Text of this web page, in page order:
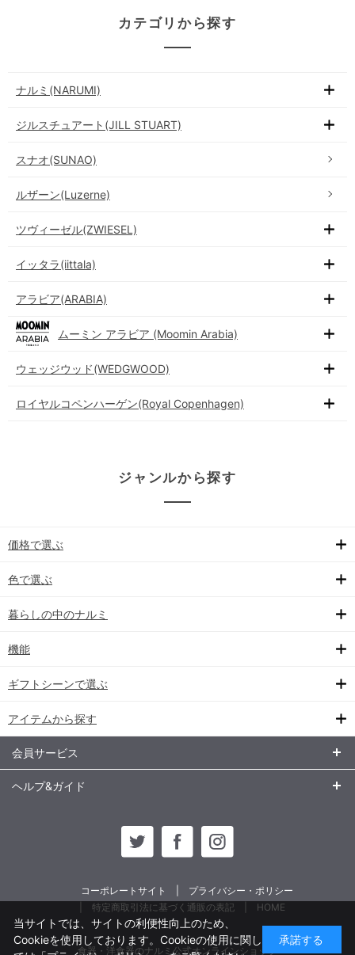
カテゴリから探す
ナルミ(NARUMI)
ジルスチュアート(JILL STUART)
スナオ(SUNAO)
ルザーン(Luzerne)
ツヴィーゼル(ZWIESEL)
イッタラ(iittala)
アラビア(ARABIA)
ムーミン アラビア (Moomin Arabia)
ウェッジウッド(WEDGWOOD)
ロイヤルコペンハーゲン(Royal Copenhagen)
ジャンルから探す
価格で選ぶ
色で選ぶ
暮らしの中のナルミ
機能
ギフトシーンで選ぶ
アイテムから探す
会員サービス
ヘルプ&ガイド
コーポレートサイト
プライバシー・ポリシー
特定商取引法に基づく通販の表記
HOME
食器・洋食器のナルミ公式オンラインショップ
当サイトでは、サイトの利便性向上のため、
Cookieを使用しております。Cookieの使用に関し
承諾する